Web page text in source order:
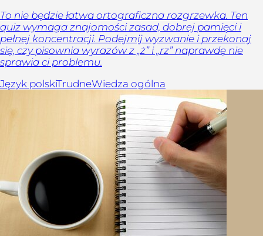
To nie będzie łatwa ortograficzna rozgrzewka. Ten
quiz wymaga znajomości zasad, dobrej pamięci i
pełnej koncentracji. Podejmij wyzwanie i przekonaj
się, czy pisownia wyrazów z „ż” i „rz” naprawdę nie
sprawia ci problemu.
Język polskiTrudneWiedza ogólna